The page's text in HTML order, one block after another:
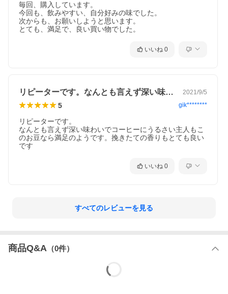
毎回、購入しています。
今回も、飲みやすい、自分好みの味でした。
次からも、お願いしようと思います。
とても、満足で、良い買い物でした。
いいね 0
リピーターです。なんとも言えず深い味わ… 2021/9/5
5 gik********
リピーターです。
なんとも言えず深い味わいでコーヒーにうるさい主人もこ
のお豆なら満足のようです。挽きたての香りもとても良い
です
いいね 0
すべてのレビューを見る
商品Q&A （0件）